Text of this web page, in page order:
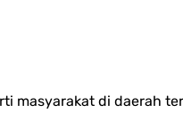
masyarakat di daerah